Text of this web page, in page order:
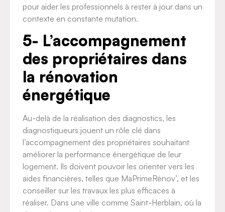
pour aider les professionnels à rester à jour dans un
contexte en constante mutation.
5- L’accompagnement
des propriétaires dans
la rénovation
énergétique
Au-delà de la réalisation des diagnostics, les
diagnostiqueurs jouent un rôle clé dans
l’accompagnement des propriétaires souhaitant
améliorer la performance énergétique de leur
logement. Ils doivent pouvoir les orienter vers les
aides financières, telles que MaPrimeRénov’, et les
conseiller sur les travaux les plus efficaces à
réaliser. Dans une ville comme Saint-Herblain, où la